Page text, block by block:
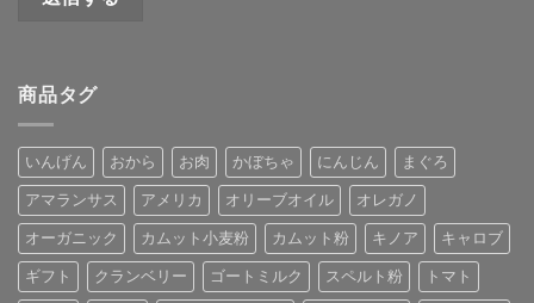
商品タグ
いんげん おから お肉 かぼちゃ にんじん まぐろ
アマランサス アメリカ オリーブオイル オレガノ
オーガニック カムット小麦粉 カムット粉 キノア キャロブ
ギフト クランベリー ゴートミルク スペルト粉 トマト